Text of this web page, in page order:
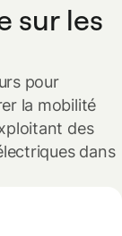
sur les
pour
la mobilité
des
dans